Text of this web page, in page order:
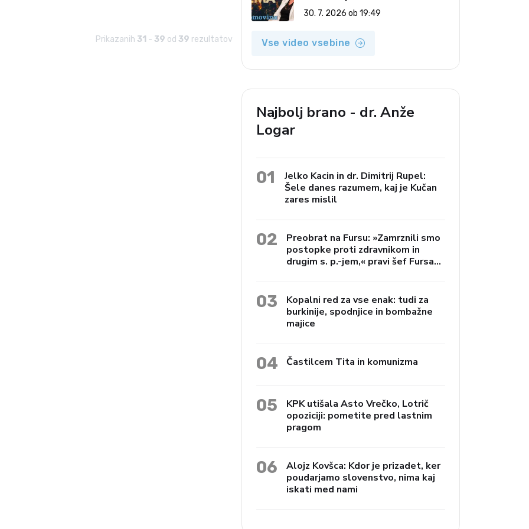
Prikazanih 31 - 39 od 39 rezultatov
(Vroča tema, 30. 7. 2026)
30. 7. 2026 ob 19:49
Vse video vsebine
Najbolj brano - dr. Anže
Logar
01
Jelko Kacin in dr. Dimitrij Rupel:
Šele danes razumem, kaj je Kučan
zares mislil
02
Preobrat na Fursu: »Zamrznili smo
postopke proti zdravnikom in
drugim s. p.-jem,« pravi šef Fursa
03
Kopalni red za vse enak: tudi za
burkinije, spodnjice in bombažne
majice
04 Častilcem Tita in komunizma
05
KPK utišala Asto Vrečko, Lotrič
opoziciji: pometite pred lastnim
pragom
06
Alojz Kovšca: Kdor je prizadet, ker
poudarjamo slovenstvo, nima kaj
iskati med nami